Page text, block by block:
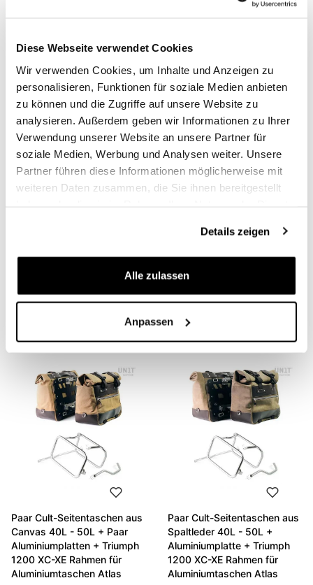
Diese Webseite verwendet Cookies
Wir verwenden Cookies, um Inhalte und Anzeigen zu
personalisieren, Funktionen für soziale Medien anbieten
zu können und die Zugriffe auf unsere Website zu
analysieren. Außerdem geben wir Informationen zu Ihrer
Verwendung unserer Website an unsere Partner für
soziale Medien, Werbung und Analysen weiter. Unsere
Partner führen diese Informationen möglicherweise mit
weiteren Daten zusammen, die Sie ihnen bereitgestellt
Details zeigen
Alle zulassen
Anpassen
Rahmen für
aus TPU 35L - 45L + Paar
Triumph 1200 XC & XE
Farben:
€ 1.242,00
Paar Cult-Seitentaschen aus
Canvas 40L - 50L + Paar
Aluminiumplatten + Triumph
1200 XC-XE Rahmen für
Aluminiumtaschen Atlas
Paar Cult-Seitentaschen aus
Spaltleder 40L - 50L +
Aluminiumplatte + Triumph
1200 XC-XE Rahmen für
Aluminiumtaschen Atlas